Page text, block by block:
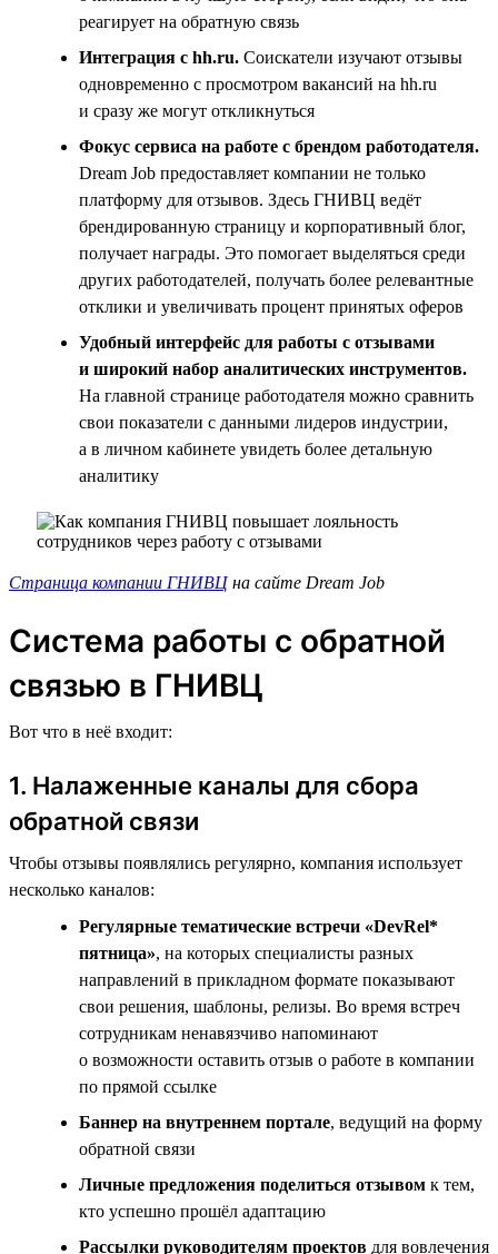
реагирует на обратную связь
Интеграция с hh.ru. Соискатели изучают отзывы
одновременно с просмотром вакансий на hh.ru
и сразу же могут откликнуться
Фокус сервиса на работе с брендом работодателя.
Dream Job предоставляет компании не только
платформу для отзывов. Здесь ГНИВЦ ведёт
брендированную страницу и корпоративный блог,
получает награды. Это помогает выделяться среди
других работодателей, получать более релевантные
отклики и увеличивать процент принятых оферов
Удобный интерфейс для работы с отзывами
и широкий набор аналитических инструментов.
На главной странице работодателя можно сравнить
свои показатели с данными лидеров индустрии,
а в личном кабинете увидеть более детальную
аналитику
Страница компании ГНИВЦна сайте Dream Job
Система работы с обратной
связью в ГНИВЦ
Вот что в неё входит:
1. Налаженные каналы для сбора
обратной связи
Чтобы отзывы появлялись регулярно, компания использует
несколько каналов:
Регулярные тематические встречи «DevRel*
пятница», на которых специалисты разных
направлений в прикладном формате показывают
свои решения, шаблоны, релизы. Во время встреч
сотрудникам ненавязчиво напоминают
о возможности оставить отзыв о работе в компании
по прямой ссылке
Баннер на внутреннем портале, ведущий на форму
обратной связи
Личные предложения поделиться отзывом к тем,
кто успешно прошёл адаптацию
Рассылки руководителям проектов для вовлечения